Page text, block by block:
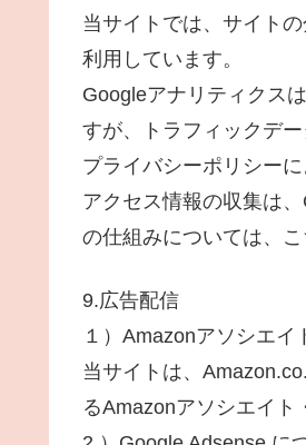
当サイトでは、サイト
利用しています。
Googleアナリティクス
すが、トラフィックデ
プライバシーポリシー
アクセス情報の収集は
の仕組みについては、こ
9.広告配信
１）Amazonアソシエ
当サイトは、
るAmazonアソシエイト